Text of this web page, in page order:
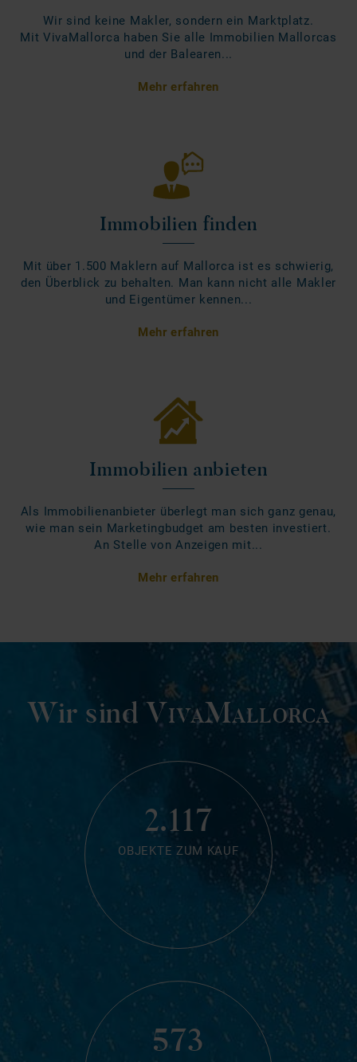
Wir sind keine Makler, sondern ein Marktplatz.
Mit VivaMallorca haben Sie alle Immobilien Mallorcas
und der Balearen...
Mehr erfahren
Immobilien finden
Mit über 1.500 Maklern auf Mallorca ist es schwierig,
den Überblick zu behalten. Man kann nicht alle Makler
und Eigentümer kennen...
Mehr erfahren
Immobilien anbieten
Als Immobilienanbieter überlegt man sich ganz genau,
wie man sein Marketingbudget am besten investiert.
An Stelle von Anzeigen mit...
Mehr erfahren
Wir sindVivaMallorca
2.117
OBJEKTE ZUM KAUF
573